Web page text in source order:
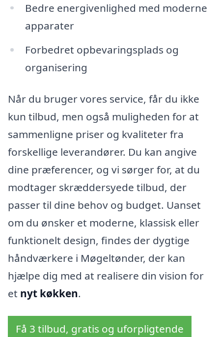
Bedre energivenlighed med moderne
apparater
Forbedret opbevaringsplads og
organisering
Når du bruger vores service, får du ikke
kun tilbud, men også muligheden for at
sammenligne priser og kvaliteter fra
forskellige leverandører. Du kan angive
dine præferencer, og vi sørger for, at du
modtager skræddersyede tilbud, der
passer til dine behov og budget. Uanset
om du ønsker et moderne, klassisk eller
funktionelt design, findes der dygtige
håndværkere i Møgeltønder, der kan
hjælpe dig med at realisere din vision for
et nyt køkken.
Få 3 tilbud, gratis og uforpligtende